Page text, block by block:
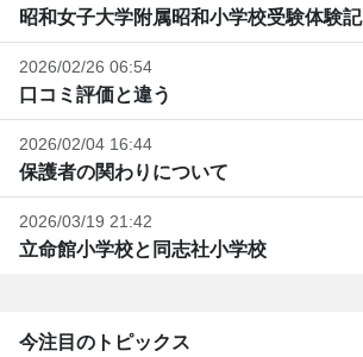
昭和女子大学附属昭和小学校受験体験記
2026/02/26 06:54
口コミ評価と違う
2026/02/04 16:44
保護者の関わりについて
2026/03/19 21:42
立命館小学校と同志社小学校
今注目のトピックス